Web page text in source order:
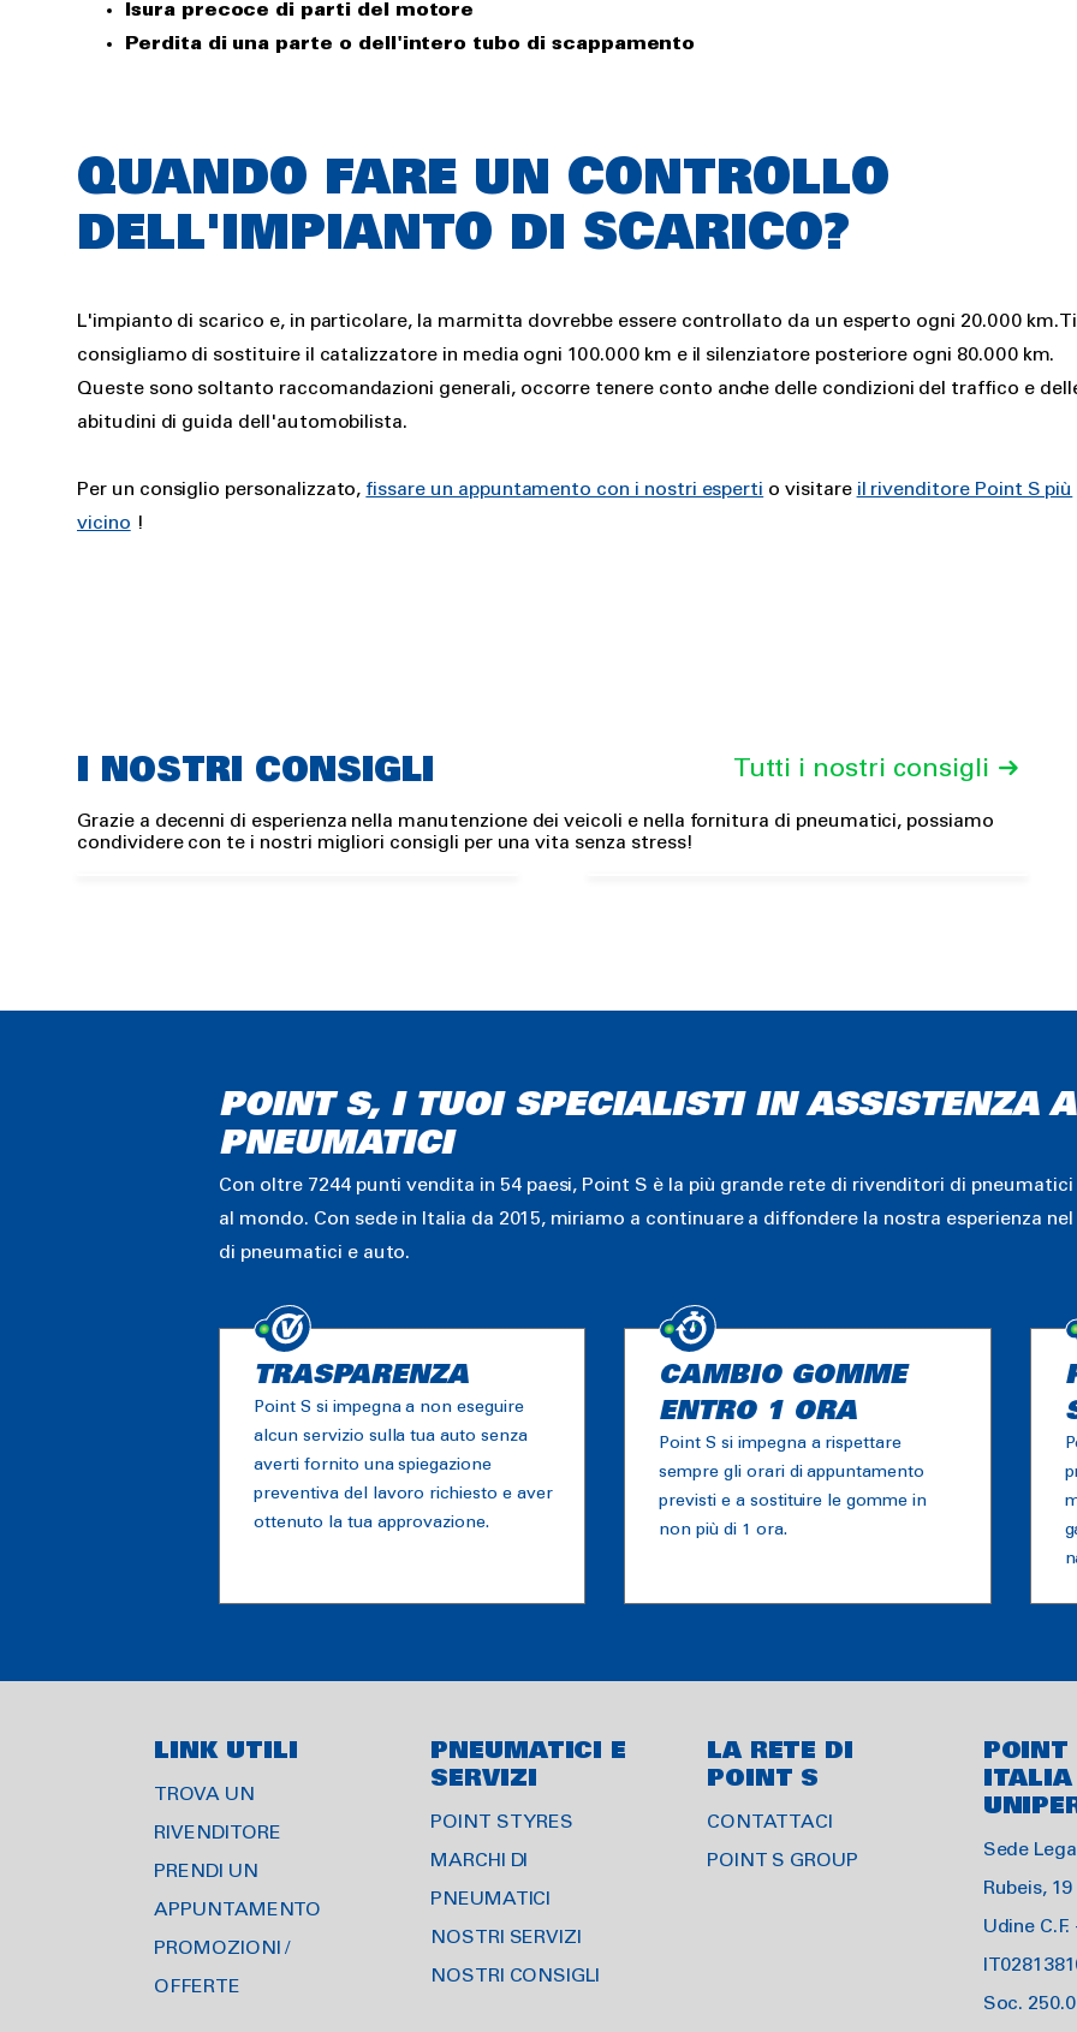
Isura precoce di parti del motore
Perdita di una parte o dell'intero tubo di scappamento
QUANDO FARE UN CONTROLLO
DELL'IMPIANTO DI SCARICO?
L'impianto di scarico e, in particolare, la marmitta dovrebbe essere controllato da un esperto ogni 20.000 km. Ti
consigliamo di sostituire il catalizzatore in media ogni 100.000 km e il silenziatore posteriore ogni 80.000 km.
Queste sono soltanto raccomandazioni generali, occorre tenere conto anche delle condizioni del traffico e
abitudini di guida dell'automobilista.
Per un consiglio personalizzato, fissare un appuntamento con i nostri esperti o visitare il rivenditore Point S più
vicino !
I NOSTRI CONSIGLI Tutti i nostri consigli
Calibrazione della
telecamera
Calibratura luci
Grazie a decenni di esperienza nella manutenzione dei veicoli e nella fornitura di pneumatici, possiamo
condividere con te i nostri migliori consigli per una vita senza stress!
POINT S, I TUOI SPECIALISTI IN ASSISTENZA
PNEUMATICI
Con oltre 7244 punti vendita in 54 paesi, Point S è la più grande rete di rivenditori di
al mondo. Con sede in Italia da 2015, miriamo a continuare a diffondere la nostra esperienza
di pneumatici e auto.
TRASPARENZA
Point S si impegna a non eseguire
alcun servizio sulla tua auto senza
averti fornito una spiegazione
preventiva del lavoro richiesto e aver
ottenuto la tua approvazione.
CAMBIO GOMME
ENTRO 1 ORA
Point S si impegna a rispettare
sempre gli orari di appuntamento
previsti e a sostituire le gomme in
non più di 1 ora.
LINK UTILI
TROVA UN
RIVENDITORE
PRENDI UN
APPUNTAMENTO
PROMOZIONI /
OFFERTE
PNEUMATICI E
SERVIZI
POINT S TYRES
MARCHI DI
PNEUMATICI
NOSTRI SERVIZI
NOSTRI CONSIGLI
LA RETE DI
POINT S
CONTATTACI
POINT S GROUP
POINT
Sede
Rubeis,
Udine C.F.
Soc.